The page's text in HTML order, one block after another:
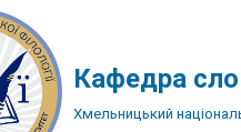
Кафедра
Хмельницький